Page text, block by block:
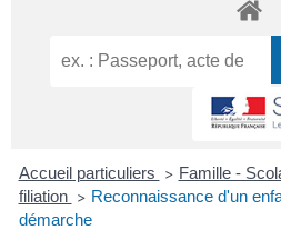
Accueil particuliers > Famille -
filiation > Reconnaissance d'un
démarche